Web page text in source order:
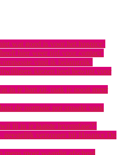
wat goed is voor het hospice’
hier weer tijd voor contact’
vind ik belangrijk’
kiezen heel bewust voor
in je hart zit, raak je nooit meer
de normale pot smaakt vaak
jij in je laatste levensfase?’
geestelijk verzorger bij Hospice De
mens moet waardig afscheid